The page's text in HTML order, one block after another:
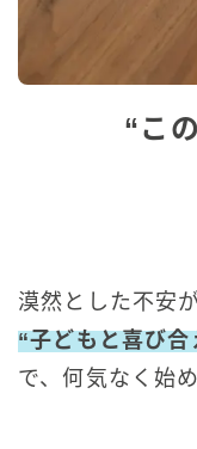
“こ
漠然とした不安
“子どもと喜び
で、何気なく始